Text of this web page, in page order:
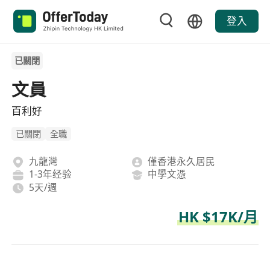
登入
已關閉
文員
百利好
已關閉 全職
九龍灣
僅香港永久居民
1-3年经验
中學文憑
5天/週
HK $17K/月